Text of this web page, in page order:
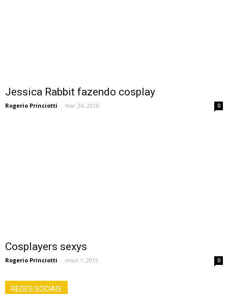
Jessica Rabbit fazendo cosplay
Rogerio Princiotti - mar 24, 2016 0
Cosplayers sexys
Rogerio Princiotti - maio 1, 2015 0
REDES SOCIAIS